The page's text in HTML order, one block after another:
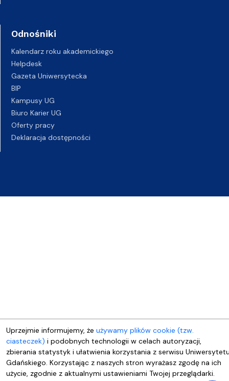
Uprzejmie informujemy, że używamy plików cookie (tzw.
ciasteczek) i podobnych technologii w celach autoryzacji,
zbierania statystyk i ułatwienia korzystania z serwisu
Gdańskiego. Korzystając z naszych stron wyrażasz zgodę na ich
użycie, zgodnie z aktualnymi ustawieniami Twojej przeglądarki.
Odnośniki
Kalendarz roku akademickiego
Helpdesk
Gazeta Uniwersytecka
BIP
Kampusy UG
Biuro Karier UG
Oferty pracy
Deklaracja dostępności